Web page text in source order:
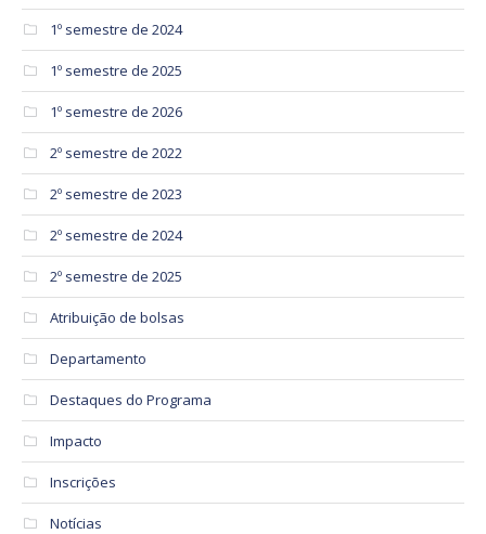
1º semestre de 2024
1º semestre de 2025
1º semestre de 2026
2º semestre de 2022
2º semestre de 2023
2º semestre de 2024
2º semestre de 2025
Atribuição de bolsas
Departamento
Destaques do Programa
Impacto
Inscrições
Notícias